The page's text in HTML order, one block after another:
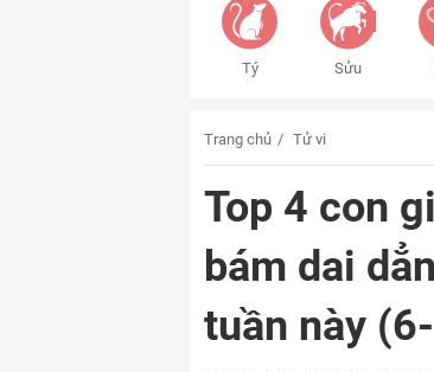
Tý Sửu
Trang chủ Tử vi
Top 4 con
bám dai
tuần này